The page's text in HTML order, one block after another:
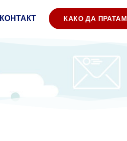
КОНТАКТ КАКО ДА ПРАТАМ